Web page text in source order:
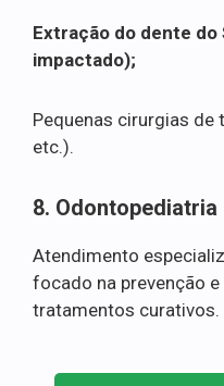
Extração do dente do
impactado);
Pequenas cirurgias
etc.).
8. Odontopediatria
Atendimento
focado na prevenção
tratamentos curativos.